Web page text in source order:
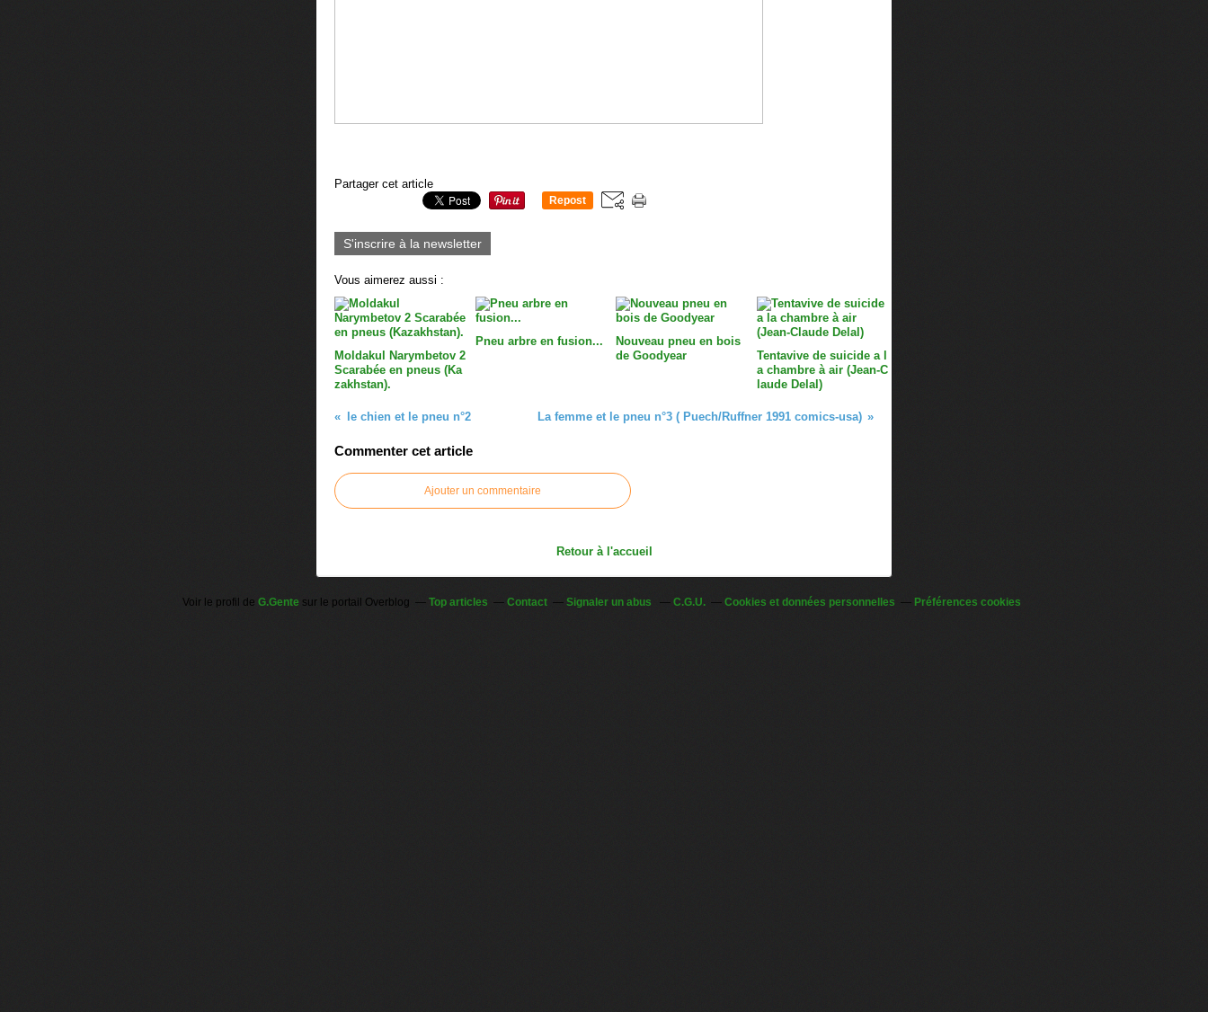
Partager cet article
Repost
S'inscrire à la newsletter
Vous aimerez aussi :
Moldakul Narymbetov 2
Scarabée en pneus (Ka
zakhstan).
Pneu arbre en fusion...
Nouveau pneu en bois
de Goodyear
Tentavive de suicide a l
a chambre à air (Jean-C
laude Delal)
le chien et le pneu n°2 La femme et le pneu n°3 ( Puech/Ruffner 1991 comics-usa)
Commenter cet article
Ajouter un commentaire
Retour à l'accueil
Voir le profil de G.Gente sur le portail Overblog Top articles Contact Signaler un abus C.G.U. Cookies et données personnelles Préférences cookies